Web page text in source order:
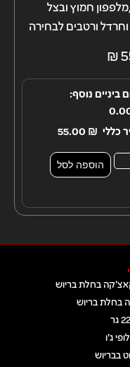
חמוץ ובצל
וחרדל ורטבים לבחירה
₪
ביניים נוסף:
כללי ₪
הוספה לסל
בחלת בריוש
בחלת בריוש
ג'ו
בבריוש